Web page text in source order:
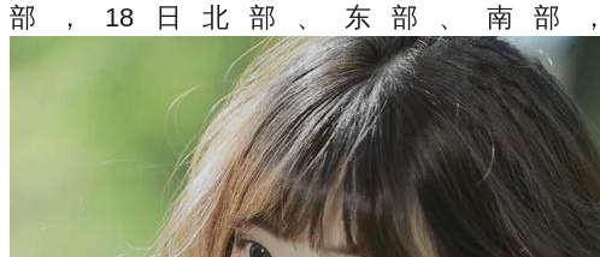
部，18日北部、东部、南部